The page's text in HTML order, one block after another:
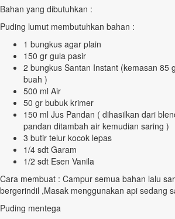
Bahan yang dibutuhkan :
Puding lumut membutuhkan bahan :
1 bungkus agar plain
150 gr gula pasir
2 bungkus Santan Instant (kemasan 85
buah )
500 ml Air
50 gr bubuk krimer
150 ml Jus Pandan ( dihasilkan dari
pandan ditambah air kemudian saring )
3 butir telur kocok lepas
1/4 sdt Garam
1/2 sdt Esen Vanila
Cara membuat : Campur semua bahan lalu
bergerindil ,Masak menggunakan api sedang
Puding mentega